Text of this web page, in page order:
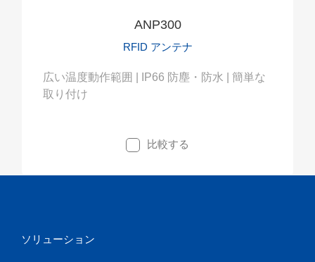
ANP300
RFID アンテナ
広い温度動作範囲 | IP66 防塵・防水 | 簡単な
取り付け
比較する
ソリューション